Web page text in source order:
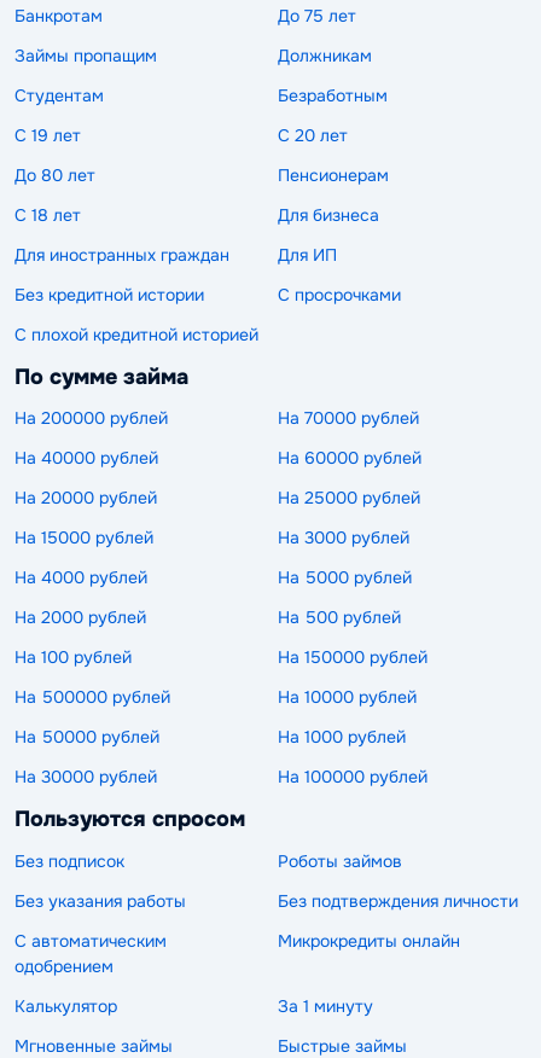
Банкротам
До 75 лет
Займы пропащим
Должникам
Студентам
Безработным
С 19 лет
С 20 лет
До 80 лет
Пенсионерам
С 18 лет
Для бизнеса
Для иностранных граждан
Для ИП
Без кредитной истории
С просрочками
С плохой кредитной историей
По сумме займа
На 200000 рублей
На 70000 рублей
На 40000 рублей
На 60000 рублей
На 20000 рублей
На 25000 рублей
На 15000 рублей
На 3000 рублей
На 4000 рублей
На 5000 рублей
На 2000 рублей
На 500 рублей
На 100 рублей
На 150000 рублей
На 500000 рублей
На 10000 рублей
На 50000 рублей
На 1000 рублей
На 30000 рублей
На 100000 рублей
Пользуются спросом
Без подписок
Роботы займов
Без указания работы
Без подтверждения личности
С автоматическим
одобрением
Микрокредиты онлайн
Калькулятор
За 1 минуту
Мгновенные займы
Быстрые займы